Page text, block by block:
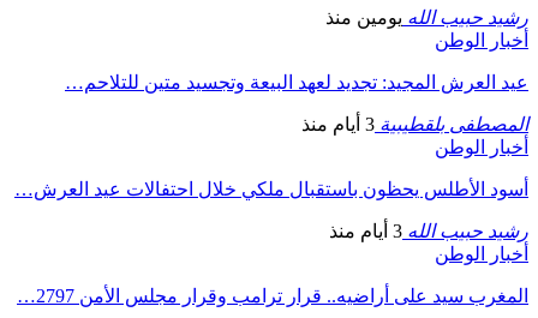
رشيد حبيب الله يومين منذ
أخبار الوطن
عيد العرش المجيد: تجديد لعهد البيعة وتجسيد متين للتلاحم…
المصطفى بلقطيبية 3 أيام منذ
أخبار الوطن
أسود الأطلس يحظون باستقبال ملكي خلال احتفالات عيد العرش…
رشيد حبيب الله 3 أيام منذ
أخبار الوطن
المغرب سيد على أراضيه.. قرار ترامب وقرار مجلس الأمن 2797…